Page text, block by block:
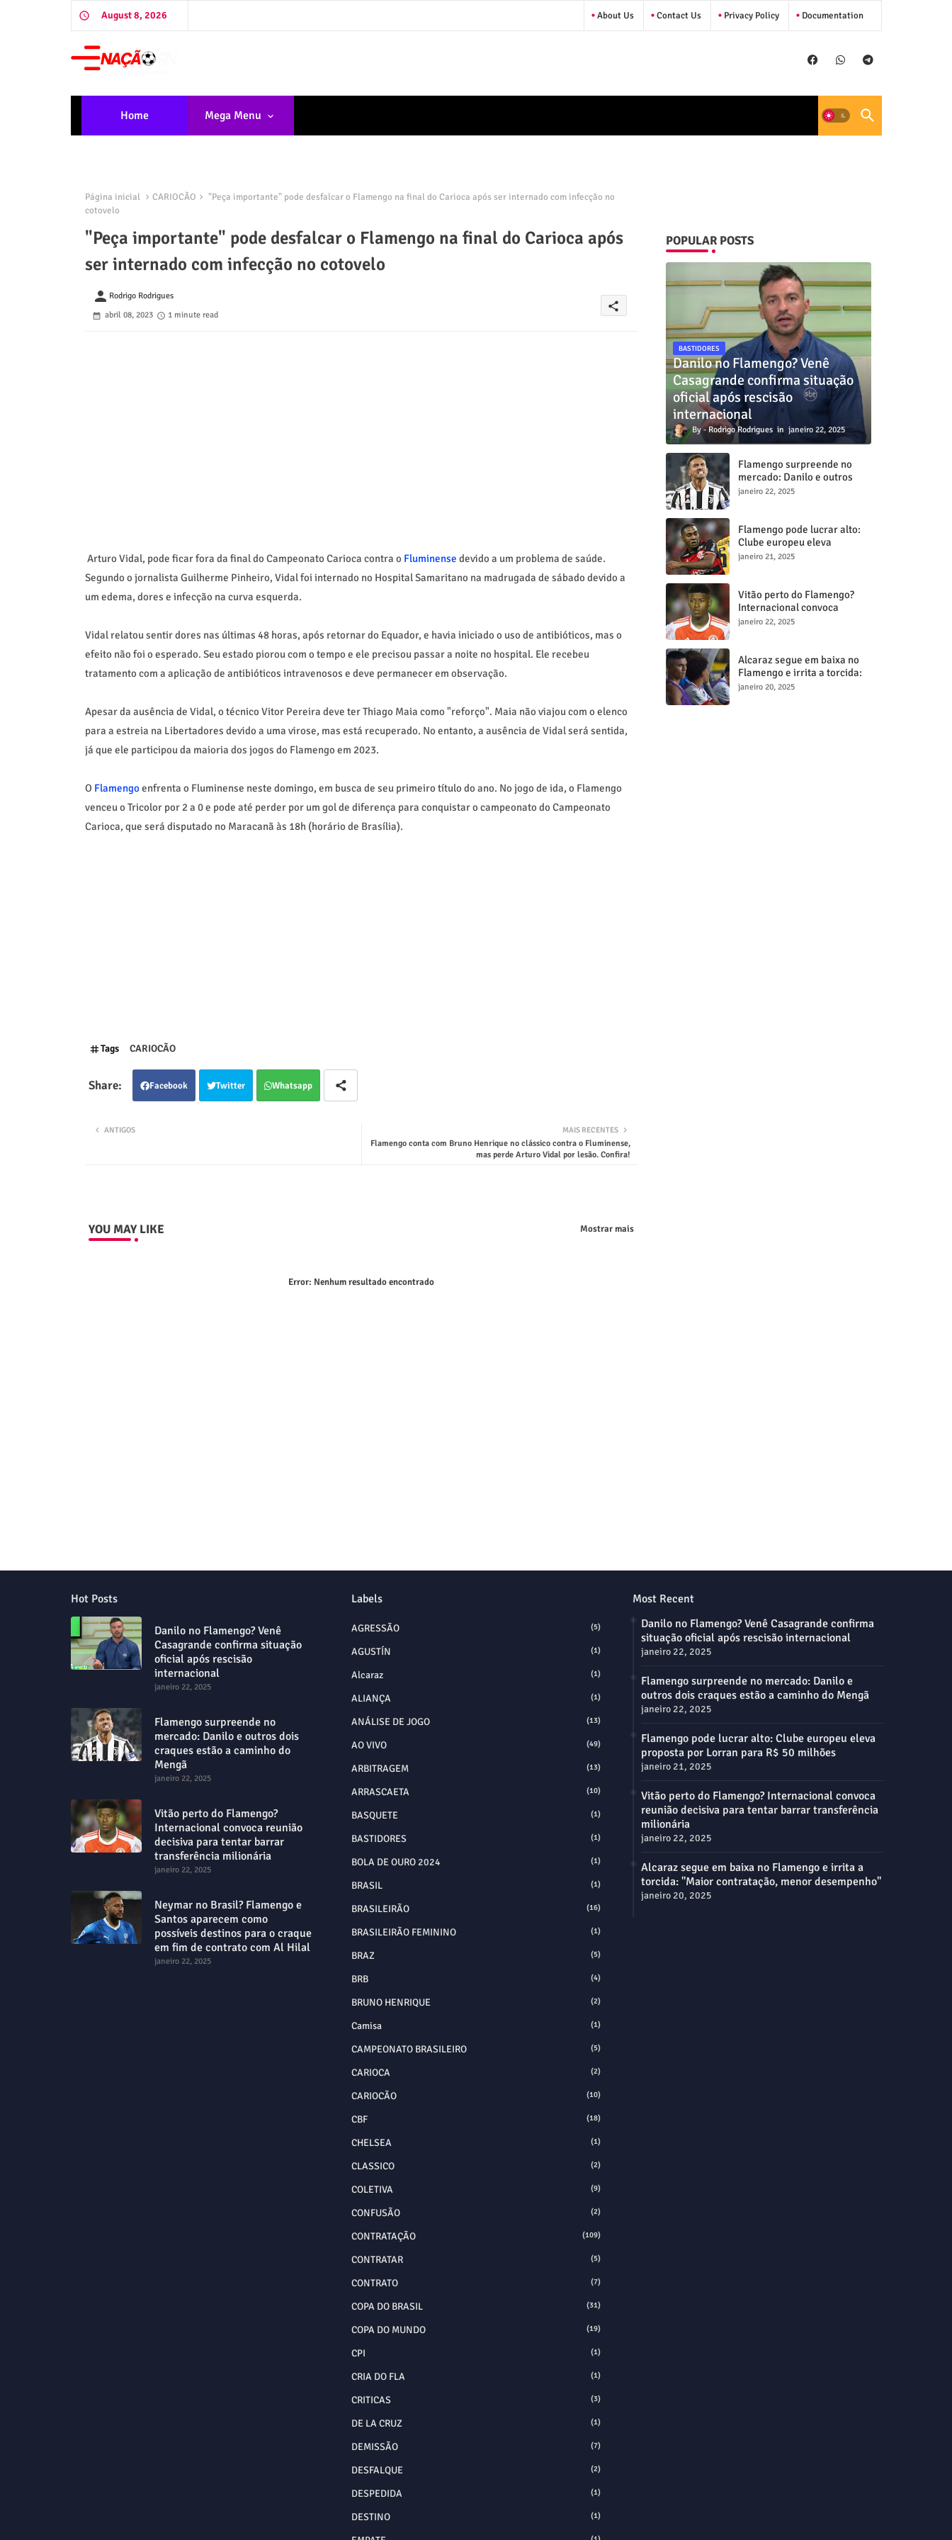
August 8, 2026 About Us Contact Us Privacy Policy Documentation
Home Mega Menu
Página inicial CARIOCÃO
"Peça importante" pode desfalcar o Flamengo na final do Carioca após ser internado com infecção no
cotovelo
"Peça importante" pode desfalcar o Flamengo na final do Carioca após
ser internado com infecção no cotovelo
person Rodrigo Rodrigues
abril 08, 2023
1 minute read
share
Arturo Vidal, pode ficar fora da final do Campeonato Carioca contra o Fluminense devido a um problema de saúde.
Segundo o jornalista Guilherme Pinheiro, Vidal foi internado no Hospital Samaritano na madrugada de sábado devido a
um edema, dores e infecção na curva esquerda.
Vidal relatou sentir dores nas últimas 48 horas, após retornar do Equador, e havia iniciado o uso de antibióticos, mas o
efeito não foi o esperado. Seu estado piorou com o tempo e ele precisou passar a noite no hospital. Ele recebeu
tratamento com a aplicação de antibióticos intravenosos e deve permanecer em observação.
Apesar da ausência de Vidal, o técnico Vitor Pereira deve ter Thiago Maia como "reforço". Maia não viajou com o elenco
para a estreia na Libertadores devido a uma virose, mas está recuperado. No entanto, a ausência de Vidal será sentida,
já que ele participou da maioria dos jogos do Flamengo em 2023.
O Flamengoenfrenta o Fluminense neste domingo, em busca de seu primeiro título do ano. No jogo de ida, o Flamengo
venceu o Tricolor por 2 a 0 e pode até perder por um gol de diferença para conquistar o campeonato do Campeonato
Carioca, que será disputado no Maracanã às 18h (horário de Brasília).
Tags CARIOCÃO
Facebook Twitter Whatsapp
MAIS RECENTES
Flamengo conta com Bruno Henrique no clássico contra o Fluminense,
mas perde Arturo Vidal por lesão. Confira!
ANTIGOS
YOU MAY LIKE Mostrar mais
Error: Nenhum resultado encontrado
POPULAR POSTS
BASTIDORES
Danilo no Flamengo? Venê
Casagrande confirma situação
oficial após rescisão
internacional
Rodrigo Rodrigues janeiro 22, 2025
Flamengo surpreende no
mercado: Danilo e outros
dois craques estão a
janeiro 22, 2025
Flamengo pode lucrar alto:
Clube europeu eleva
proposta por Lorran para R$
janeiro 21, 2025
Vitão perto do Flamengo?
Internacional convoca
reunião decisiva para tentar
janeiro 22, 2025
Alcaraz segue em baixa no
Flamengo e irrita a torcida:
"Maior contratação, menor
janeiro 20, 2025
Hot Posts
Danilo no Flamengo? Venê
Casagrande confirma situação
oficial após rescisão
internacional
janeiro 22, 2025
Flamengo surpreende no
mercado: Danilo e outros dois
craques estão a caminho do
Mengã
janeiro 22, 2025
Vitão perto do Flamengo?
Internacional convoca reunião
decisiva para tentar barrar
transferência milionária
janeiro 22, 2025
Neymar no Brasil? Flamengo e
Santos aparecem como
possíveis destinos para o craque
em fim de contrato com Al Hilal
janeiro 22, 2025
Labels
AGRESSÃO (5)
AGUSTÍN (1)
Alcaraz (1)
ALIANÇA (1)
ANÁLISE DE JOGO (13)
AO VIVO (49)
ARBITRAGEM (13)
ARRASCAETA (10)
BASQUETE (1)
BASTIDORES (1)
BOLA DE OURO 2024 (1)
BRASIL (1)
BRASILEIRÃO (16)
BRASILEIRÃO FEMININO (1)
BRAZ (5)
BRB (4)
BRUNO HENRIQUE (2)
Camisa (1)
CAMPEONATO BRASILEIRO (5)
CARIOCA (2)
CARIOCÃO (10)
CBF (18)
CHELSEA (1)
CLASSICO (2)
COLETIVA (9)
CONFUSÃO (2)
CONTRATAÇÃO (109)
CONTRATAR (5)
CONTRATO (7)
COPA DO BRASIL (31)
COPA DO MUNDO (19)
CPI (1)
CRIA DO FLA (1)
CRITICAS (3)
DE LA CRUZ (1)
DEMISSÃO (7)
DESFALQUE (2)
DESPEDIDA (1)
DESTINO (1)
Most Recent
Danilo no Flamengo? Venê Casagrande confirma
situação oficial após rescisão internacional
janeiro 22, 2025
Flamengo surpreende no mercado: Danilo e
outros dois craques estão a caminho do Mengã
janeiro 22, 2025
Flamengo pode lucrar alto: Clube europeu eleva
proposta por Lorran para R$ 50 milhões
janeiro 21, 2025
Vitão perto do Flamengo? Internacional convoca
reunião decisiva para tentar barrar transferência
milionária
janeiro 22, 2025
Alcaraz segue em baixa no Flamengo e irrita a
torcida: "Maior contratação, menor desempenho"
janeiro 20, 2025